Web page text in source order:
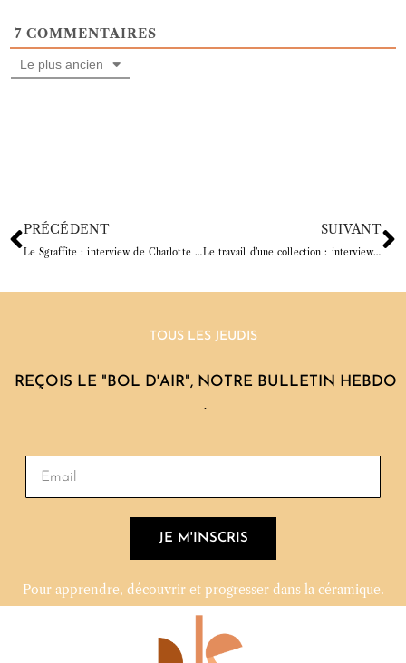
7 COMMENTAIRES
Le plus ancien
PRÉCÉDENT
Le Sgraffite : interview de Charlotte Heurtier
SUIVANT
Le travail d’une collection : interview de Justine Ribera « Les petites porcelaines »
TOUS LES JEUDIS
REÇOIS LE "BOL D'AIR", NOTRE BULLETIN HEBDO
.
JE M'INSCRIS
Pour apprendre, découvrir et progresser dans la céramique.